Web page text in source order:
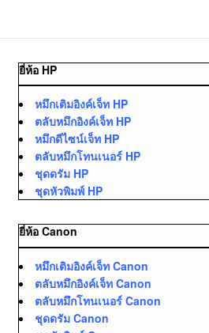
ยี่ห้อ HP
หมึกเติมอิงค์เจ็ท HP
ตลับหมึกอิงค์เจ็ท HP
หมึกดีไซน์เจ็ท HP
ตลับหมึกโทนเนอร์ HP
ชุดดรัม HP
ชุดหัวพิมพ์ HP
ยี่ห้อ Canon
หมึกเติมอิงค์เจ็ท Canon
ตลับหมึกอิงค์เจ็ท Canon
ตลับหมึกโทนเนอร์ Canon
ชุดดรัม Canon